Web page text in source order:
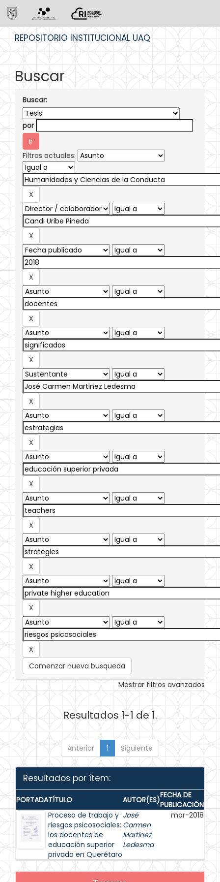
REPOSITORIO INSTITUCIONAL UAQ
Buscar
Buscar:
por
Filtros actuales:
Comenzar nueva busqueda
Mostrar filtros avanzados
Resultados 1-1 de 1.
Anterior 1 Siguiente
Resultados por ítem:
PORTADATÍTULO AUTOR(ES)FECHA DE
PUBLICACIÓN
Proceso de trabajo y
riesgos psicosociales:
los docentes de
educación superior
privada en Querétaro
José
Carmen
Martinez
Ledesma
mar-2018